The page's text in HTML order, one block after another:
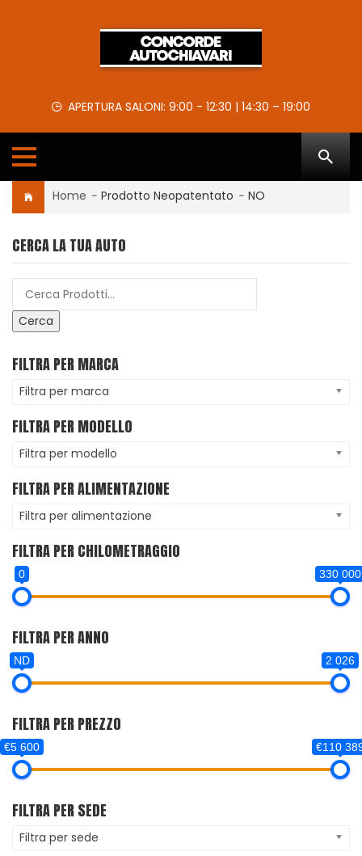
APERTURA SALONI: 9:00 - 12:30 | 14:30 – 19:00
Home - Prodotto Neopatentato - NO
CERCA LA TUA AUTO
Cerca
FILTRA PER MARCA
Filtra per marca
FILTRA PER MODELLO
Filtra per modello
FILTRA PER ALIMENTAZIONE
Filtra per alimentazione
FILTRA PER CHILOMETRAGGIO
0 330 000
FILTRA PER ANNO
ND 2 026
FILTRA PER PREZZO
€5 600 €110
FILTRA PER SEDE
Filtra per sede